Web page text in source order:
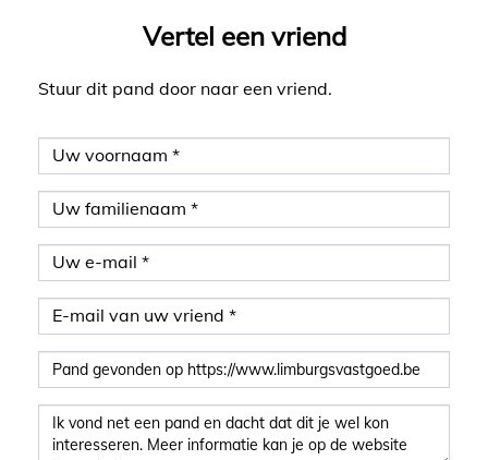
Vertel een vriend
Stuur dit pand door naar een vriend.